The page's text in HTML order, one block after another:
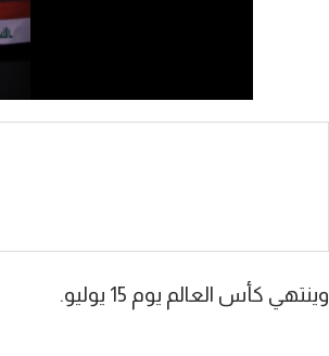
وينتهي كأس العالم يوم 15 يوليو.